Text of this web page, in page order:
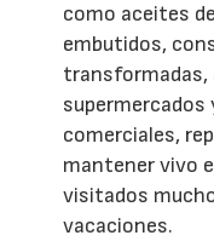
como aceites
embutidos,
transformadas,
comerciales,
mantener vivo
visitados
vacaciones.